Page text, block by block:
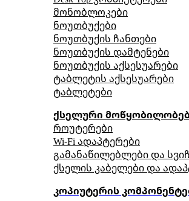
მონობლოკები
ნოუთბუქები
ნოუთბუქის ჩანთები
ნოუთბუქის დამტენები
ნოუთბუქის აქსესუარები
ტაბლეტის აქსესუარები
ტაბლეტები
ქსელური
როუტერები
Wi-Fi ადაპტერები
გამანაწილებლები და
ქსელის კაბელები და
კოპიუტერის